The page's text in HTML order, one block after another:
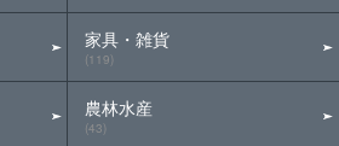
家具・雑貨
(119)
農林水産
(43)